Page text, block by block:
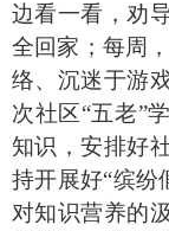
边看一看，劝
全回家；每周
络、沉迷于游
次社区 “五老”
知识，安排好
持开展好“缤纷
对知识营养的